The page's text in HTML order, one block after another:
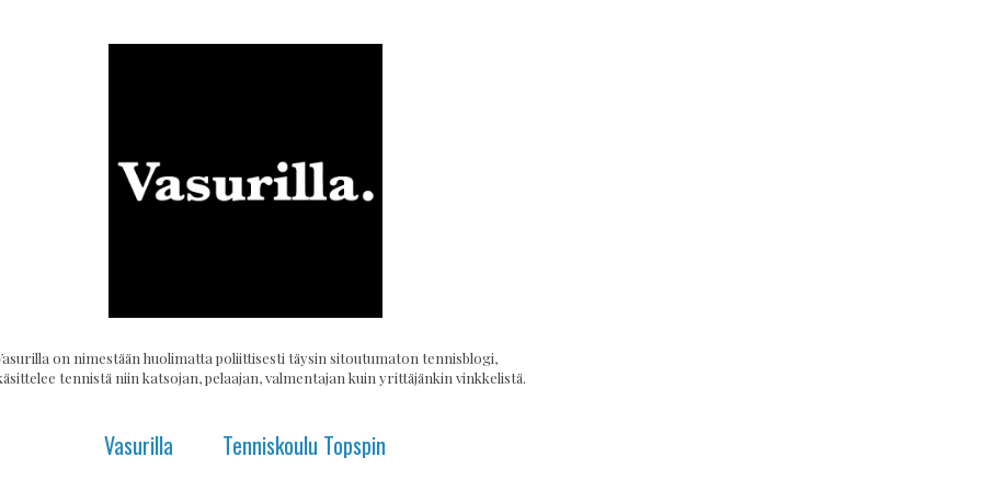
on nimestään huolimatta poliittisesti täysin sitoutumaton tennisblogi,
tennistä niin katsojan, pelaajan, valmentajan kuin yrittäjänkin vinkkelistä.
Vasurilla Tenniskoulu Topspin